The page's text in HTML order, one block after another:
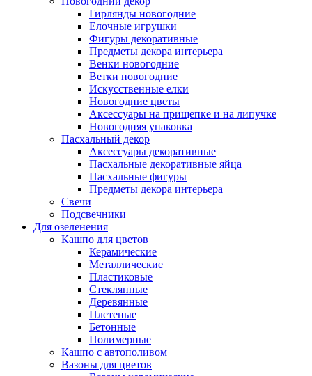
Гирлянды новогодние
Елочные игрушки
Фигуры декоративные
Предметы декора интерьера
Венки новогодние
Ветки новогодние
Искусственные елки
Новогодние цветы
Аксессуары на прищепке и на липучке
Новогодняя упаковка
Пасхальный декор
Аксессуары декоративные
Пасхальные декоративные яйца
Пасхальные фигуры
Предметы декора интерьера
Свечи
Подсвечники
Для озеленения
Кашпо для цветов
Керамические
Металлические
Пластиковые
Стеклянные
Деревянные
Плетеные
Бетонные
Полимерные
Кашпо с автополивом
Вазоны для цветов